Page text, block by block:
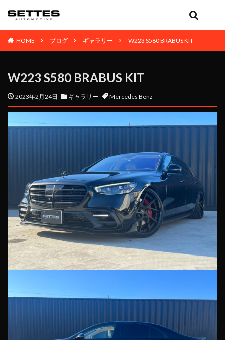
HOME ブログ ギャラリー W223 S580 BRABUS KIT
W223 S580 BRABUS KIT
2023年2月24日 ギャラリー Mercedes Benz